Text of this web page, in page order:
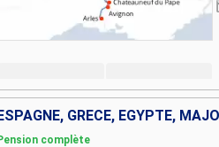
complète